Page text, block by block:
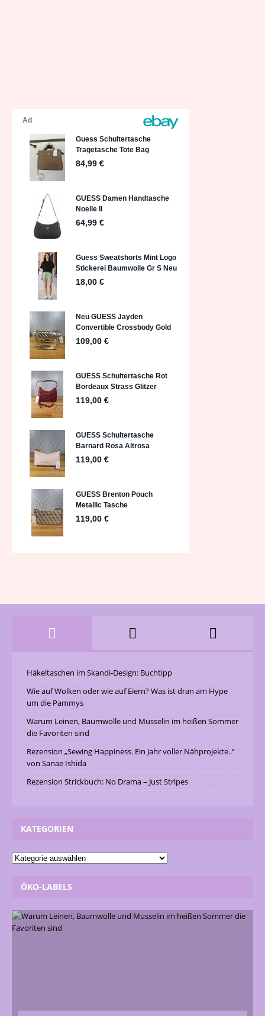
Häkeltaschen im Skandi-Design: Buchtipp
Wie auf Wolken oder wie auf Eiern? Was ist dran am Hype
um die Pammys
Warum Leinen, Baumwolle und Musselin im heißen Sommer
die Favoriten sind
Rezension „Sewing Happiness. Ein Jahr voller Nähprojekte..“
von Sanae Ishida
Rezension Strickbuch: No Drama – Just Stripes
KATEGORIEN
ÖKO-LABELS